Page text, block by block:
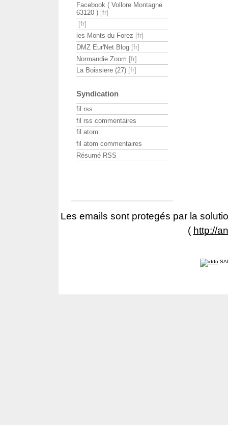
Facebook ( Vollore Montagne
63120 )
les Monts du Forez
DMZ Eur'Net Blog
Normandie Zoom
La Boissiere (27)
Syndication
fil rss
fil rss commentaires
fil atom
fil atom commentaires
Résumé RSS
Les emails sont protegés par la
( http://